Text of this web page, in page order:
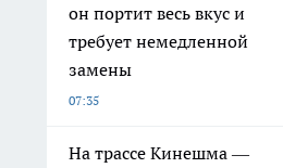
он портит весь вкус и
требует немедленной
замены
07:35
На трассе Кинешма —